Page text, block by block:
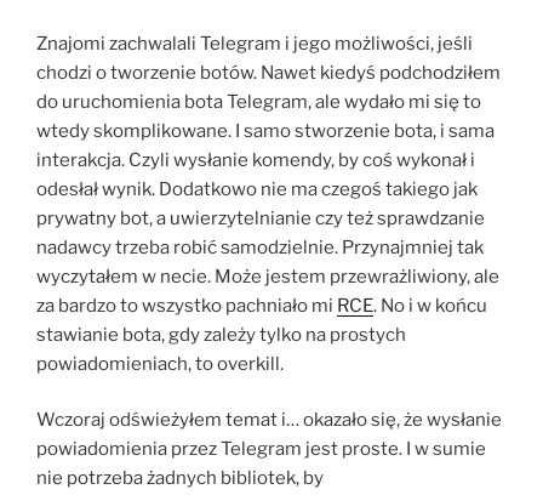
Znajomi zachwalali Telegram i jego możliwości, jeśli
chodzi o tworzenie botów. Nawet kiedyś podchodziłem
do uruchomienia bota Telegram, ale wydało mi się to
wtedy skomplikowane. I samo stworzenie bota, i sama
interakcja. Czyli wysłanie komendy, by coś wykonał i
odesłał wynik. Dodatkowo nie ma czegoś takiego jak
prywatny bot, a uwierzytelnianie czy też sprawdzanie
nadawcy trzeba robić samodzielnie. Przynajmniej tak
wyczytałem w necie. Może jestem przewrażliwiony, ale
za bardzo to wszystko pachniało mi RCE. No i w końcu
stawianie bota, gdy zależy tylko na prostych
powiadomieniach, to overkill.
Wczoraj odświeżyłem temat i… okazało się, że wysłanie
powiadomienia przez Telegram jest proste. I w sumie
nie potrzeba żadnych bibliotek, by